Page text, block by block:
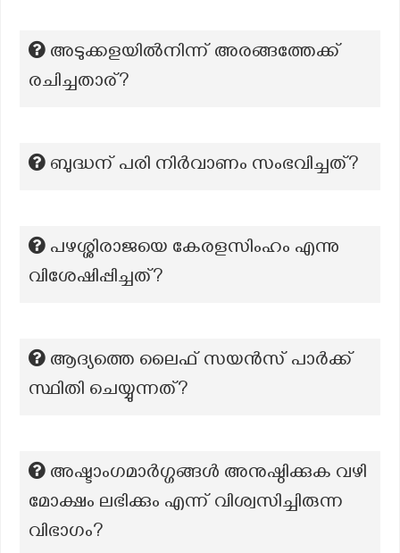
അടുക്കളയിൽനിന്ന് അരങ്ങത്തേക്ക്
രചിച്ചതാര്?
ബുദ്ധന് പരി നിർവാണം സംഭവിച്ചത്?
പഴശ്ശിരാജയെ കേരളസിംഹം എന്നു
വിശേഷിപ്പിച്ചത്?
ആദ്യത്തെ ലൈഫ് സയൻസ് പാർക്ക്
സ്ഥിതി ചെയ്യുന്നത്?
അഷ്ടാംഗമാർഗ്ഗങ്ങൾ അനുഷ്ഠിക്കുക വഴി
മോക്ഷം ലഭിക്കും എന്ന് വിശ്വസിച്ചിരുന്ന
വിഭാഗം?